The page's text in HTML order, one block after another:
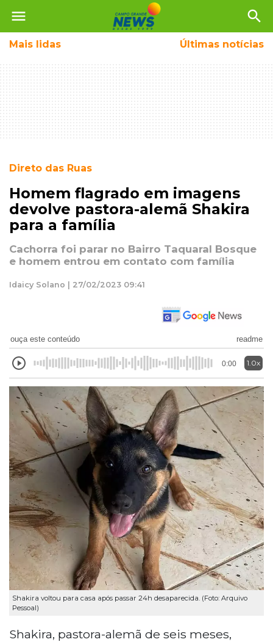
menu search
Mais lidas Últimas notícias
Direto das Ruas
Homem flagrado em imagens
devolve pastora-alemã Shakira
para a família
Cachorra foi parar no Bairro Taquaral Bosque
e homem entrou em contato com família
Idaicy Solano | 27/02/2023 09:41
ouça este conteúdo readme
0:00 1.0x
Shakira voltou para casa após passar 24h desaparecida. (Foto: Arquivo
Pessoal)
Shakira, pastora-alemã de seis meses,